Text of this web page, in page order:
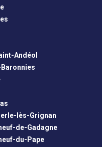
Andéol
lès-Grignan
de-Gadagne
du-Pape